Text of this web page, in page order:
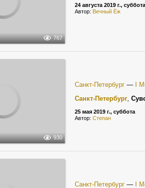
767
24 августа 2019 г., суббота
Автор: Вечный Ёж
930
Санкт-Петербург —
I
Санкт-Петербург,
25 мая 2019 г., суббота
Автор: Степан
Санкт-Петербург —
I